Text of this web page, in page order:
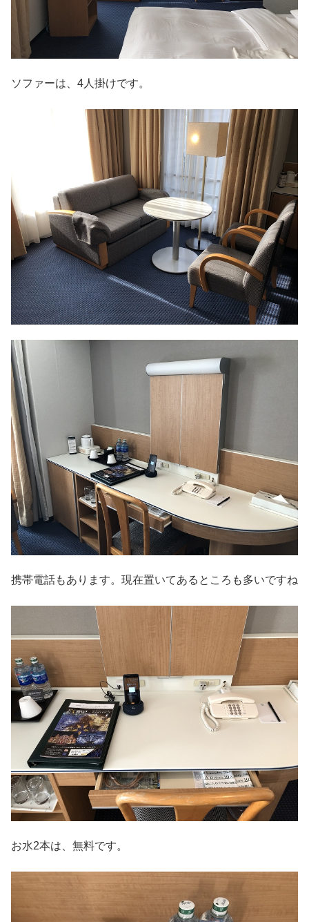
ソファーは、4人掛けです。
携帯電話もあります。現在置いてあるところも多いですね
お水2本は、無料です。